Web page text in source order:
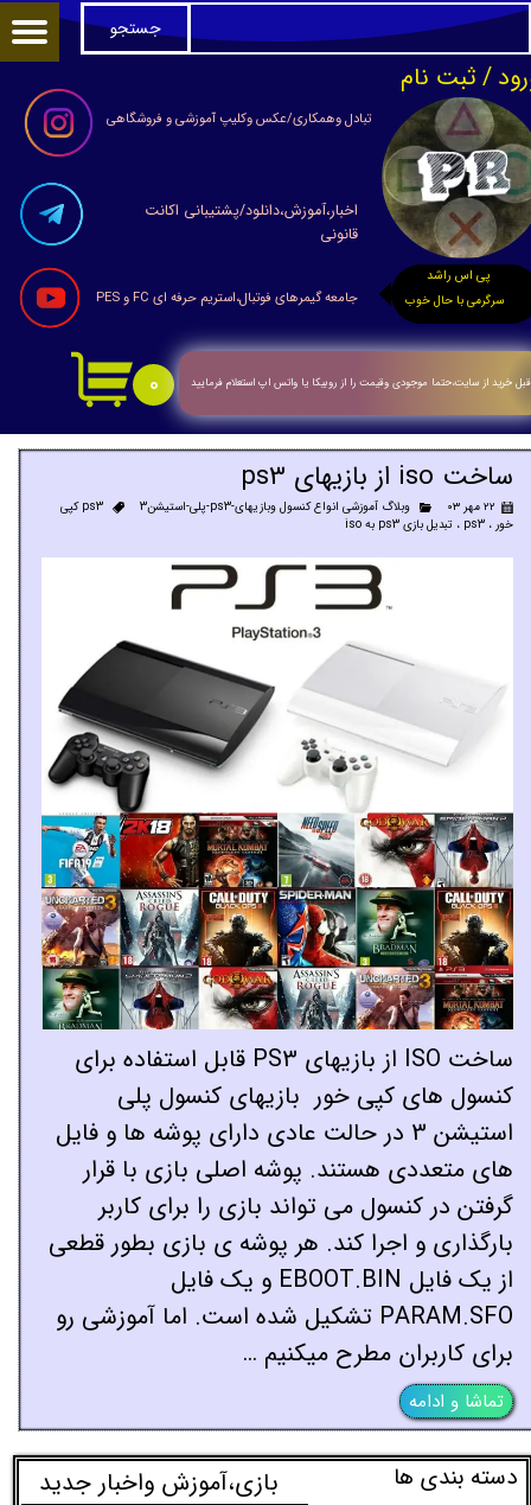
جامعه گیمرهای فوتبال،استریم حرفه ای FC و PES
تبادل وهمکاری/عکس وکلیپ آموزشی و فروشگاهی
اخبار،آموزش،دانلود/پشتیبانی اکانت
قانونی
/ثبت نام
حساب کاربری من
تغییر گذر واژه
سفارشات
خروج از حساب کاربری
جستجو
پی اس راشد
سرگرمی با حال خوب
۰ قبل خرید از سایت،حتما موجودی وقیمت را از روبیکا یا واتس اپ استعلام فرمایید
ساخت iso از بازیهای ps3
۲۲ مهر ۰۳ وبلاگ آموزشی انواع کنسول وبازیهای-ps3-پلی-استیشن3
ps3 کپی
خور ،ps3 ،تبدیل بازی ps3 به iso
ساخت ISO از بازیهای PS3 قابل استفاده برای
کنسول های کپی خور بازیهای کنسول پلی
استیشن 3 در حالت عادی دارای پوشه ها و فایل
های متعددی هستند. پوشه اصلی بازی با قرار
گرفتن در کنسول می تواند بازی را برای کاربر
بارگذاری و اجرا کند. هر پوشه ی بازی بطور قطعی
از یک فایل EBOOT.BIN و یک فایل
PARAM.SFO تشکیل شده است. اما آموزشی رو
برای کاربران مطرح میکنیم …
تماشا و ادامه
​بازی،آموزش واخبار جدید دسته بندی ها